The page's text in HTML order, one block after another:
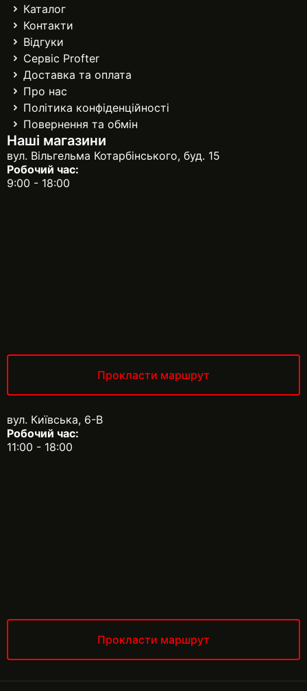
Каталог
Контакти
Відгуки
Сервіс Profter
Доставка та оплата
Про нас
Політика конфіденційності
Повернення та обмін
Наші магазини
вул. Вільгельма Котарбінського, буд. 15
Робочий час:
9:00 - 18:00
Прокласти маршрут
вул. Київська, 6-В
Робочий час:
11:00 - 18:00
Прокласти маршрут